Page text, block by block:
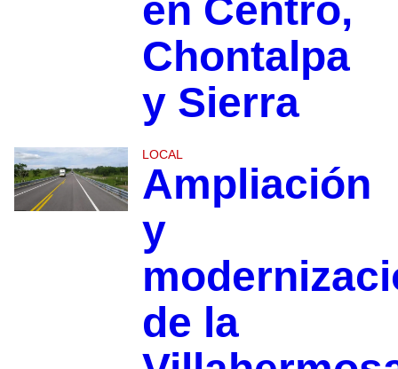
en Centro,
Chontalpa
y Sierra
LOCAL
Ampliación
y
de la